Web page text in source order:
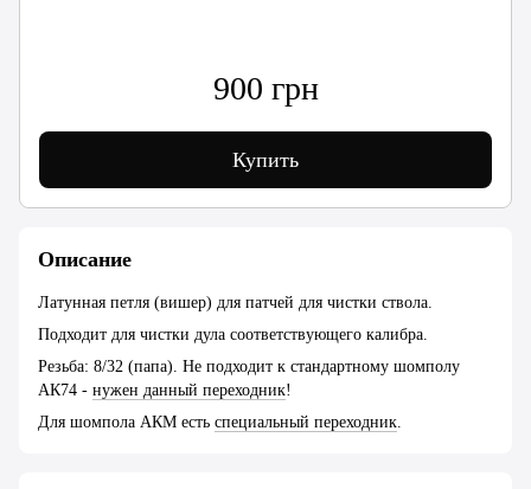
900 грн
Купить
Описание
Латунная петля (вишер) для патчей для чистки ствола.
Подходит для чистки дула соответствующего калибра.
Резьба: 8/32 (папа). Не подходит к стандартному шомполу
АК74 - нужен данный переходник!
Для шомпола АКМ есть специальный переходник.